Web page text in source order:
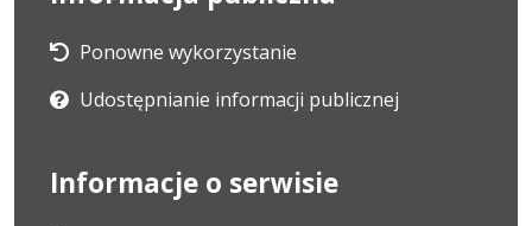
Ponowne wykorzystanie
Udostępnianie informacji publicznej
Informacje o serwisie